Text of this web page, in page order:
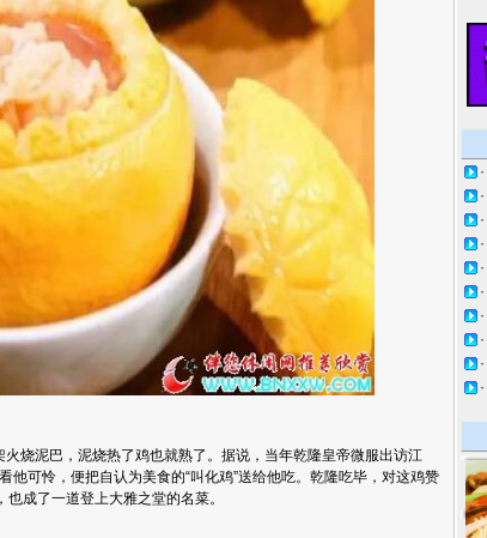
泥巴，泥烧热了鸡也就熟了。据说，当年乾隆皇帝微服出访江
他可怜，便把自认为美食的“叫化鸡”送给他吃。乾隆吃毕，对这鸡赞
成了一道登上大雅之堂的名菜。
·
·
·
·
·
·
·
·
·
·